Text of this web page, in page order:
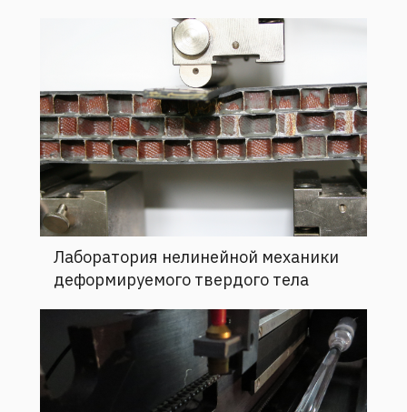
Лаборатория нелинейной механики
деформируемого твердого тела